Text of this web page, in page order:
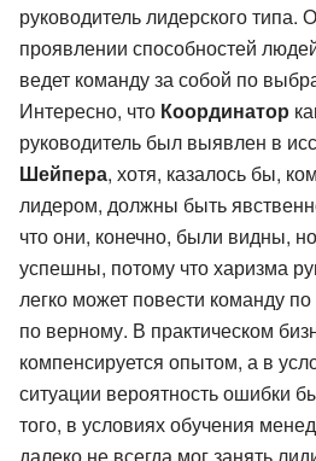
руководитель лидерского типа.
проявлении способностей
ведет команду за собой по
Интересно, что Координатор
руководитель был выявлен в
Шейпера, хотя, казалось бы,
лидером, должны быть
что они, конечно, были видны,
успешны, потому что харизма
легко может повести команду
по верному. В практическом
компенсируется опытом, а в
ситуации вероятность ошибки
того, в условиях обучения
далеко не всегда мог занять